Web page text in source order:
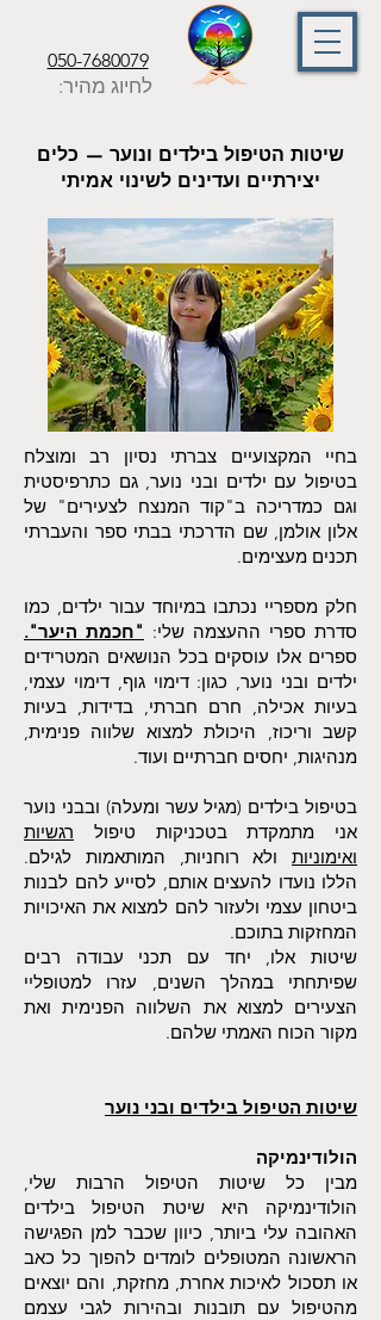
לחיוג מהיר:
050-7680079
שיטות הטיפול בילדים ונוער — כלים
יצירתיים ועדינים לשינוי אמיתי
בחיי המקצועיים צברתי נסיון רב ומוצלח
בטיפול עם ילדים ובני נוער, גם כתרפיסטית
וגם כמדריכה ב"קוד המנצח לצעירים" של
אלון אולמן, שם הדרכתי בבתי ספר והעברתי
תכנים מעצימים.
חלק מספריי נכתבו במיוחד עבור ילדים, כמו
סדרת ספרי ההעצמה שלי: "חכמת היער".
ספרים אלו עוסקים בכל הנושאים המטרידים
ילדים ובני נוער, כגון: דימוי גוף, דימוי עצמי,
בעיות אכילה, חרם חברתי, בדידות, בעיות
קשב וריכוז, היכולת למצוא שלווה פנימית,
מנהיגות, יחסים חברתיים ועוד.
בטיפול בילדים (מגיל עשר ומעלה) ובבני נוער
אני מתמקדת בטכניקות טיפול רגשיות
ואימוניות ולא רוחניות, המותאמות לגילם.
הללו נועדו להעצים אותם, לסייע להם לבנות
ביטחון עצמי ולעזור להם למצוא את האיכויות
המחזקות בתוכם.
שיטות אלו, יחד עם תכני עבודה רבים
שפיתחתי במהלך השנים, עזרו למטופליי
הצעירים למצוא את השלווה הפנימית ואת
מקור הכוח האמתי שלהם.
שיטות הטיפול בילדים ובני נוער
הולודינמיקה
מבין כל שיטות הטיפול הרבות שלי,
הולודינמיקה היא שיטת הטיפול בילדים
האהובה עלי ביותר, כיוון שכבר למן הפגישה
הראשונה המטופלים לומדים להפוך כל כאב
או תסכול לאיכות אחרת, מחזקת, והם יוצאים
מהטיפול עם תובנות ובהירות לגבי עצמם